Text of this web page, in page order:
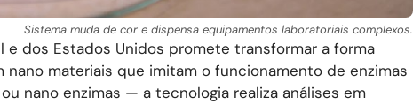
Sistema muda de cor e dispensa equipamentos laboratoriais complexos.
dos Estados Unidos promete transformar a forma
materiais que imitam o funcionamento de enzimas
nano enzimas — a tecnologia realiza análises em